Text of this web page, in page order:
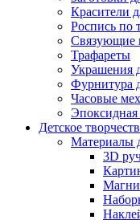
Красители
Роспись по
Связующие
Трафареты
Украшения
Фурнитура
Часовые
Эпоксидная
Детское
Материалы
3D